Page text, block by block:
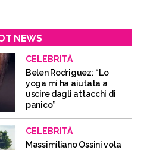
NEWS
CELEBRITÀ
Belen Rodriguez: “Lo
yoga mi ha aiutata a
uscire dagli attacchi di
panico”
CELEBRITÀ
Massimiliano Ossini vola